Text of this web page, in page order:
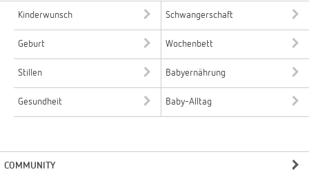
Kinderwunsch Schwangerschaft
Geburt Wochenbett
Stillen Babyernährung
Gesundheit Baby-Alltag
COMMUNITY